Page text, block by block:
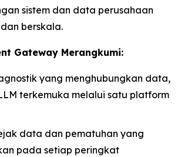
sistem dan data perusahaan
berskala.
Gateway Merangkumi:
yang menghubungkan data,
terkemuka melalui satu platform
data dan pematuhan yang
pada setiap peringkat